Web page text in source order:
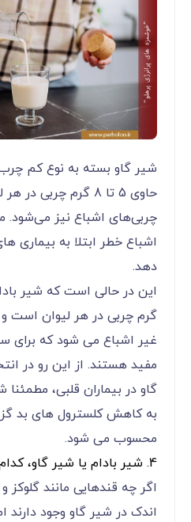
شیر گاو بسته به نوع کم
حاوی 5 تا 8 گرم
چربی‌های اشباع نیز می‌شود.
اشباع خطر ابتلا به بیماری
دهد.
گرم چربی در هر لیوان است
غیر اشباع می شود که برای
مفید هستند. از این رو در
گاو در بیماران قلبی،
به کاهش کلسترول های بد
محسوب می شود.
4. شیر بادام یا شیر گاو، کدام قند کمتری دارند؟
اگر چه قندهایی مانند گلوکز و
اندک در شیر گاو وجود دارند